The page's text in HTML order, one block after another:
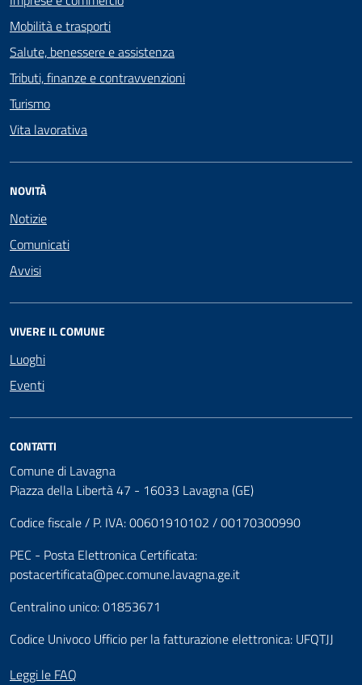
Mobilità e trasporti
Salute, benessere e assistenza
Tributi, finanze e contravvenzioni
Turismo
Vita lavorativa
NOVITÀ
Notizie
Comunicati
Avvisi
VIVERE IL COMUNE
Luoghi
Eventi
CONTATTI
Comune di Lavagna
Piazza della Libertà 47 - 16033 Lavagna (GE)
Codice fiscale / P. IVA: 00601910102 / 00170300990
PEC - Posta Elettronica Certificata:
postacertificata@pec.comune.lavagna.ge.it
Centralino unico: 01853671
Codice Univoco Ufficio per la fatturazione elettronica: UFQTJJ
Leggi le FAQ